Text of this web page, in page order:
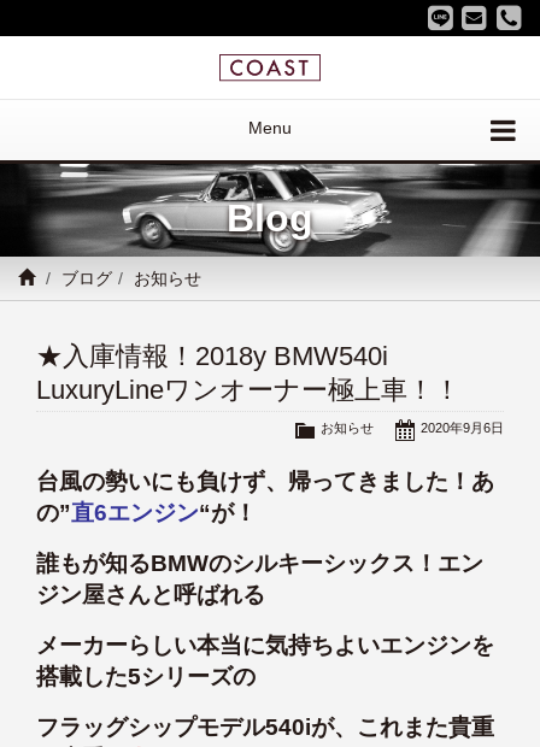
Menu
Blog
ブログ お知らせ
★入庫情報！2018y BMW540i
LuxuryLineワンオーナー極上車！！
2020年9月6日
お知らせ
台風の勢いにも負けず、帰ってきました！あ
の”直6エンジン“が！
誰もが知るBMWのシルキーシックス！エン
ジン屋さんと呼ばれる
メーカーらしい本当に気持ちよいエンジンを
搭載した5シリーズの
フラッグシップモデル540iが、これまた貴重